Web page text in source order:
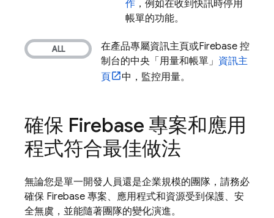
作 ，例如在收到快訊時停用
帳單的功能。
在產品專屬資訊主頁或Firebase 控
制台的中央「用量和帳單」 資訊主
頁
中，監控用量。
確保 Firebase 專案和應用
程式符合最佳做法
無論您是單一開發人員還是企業規模的團隊，請務必
確保 Firebase 專案、應用程式和資源受到保護、安
全無虞，並能隨著團隊的變化演進。